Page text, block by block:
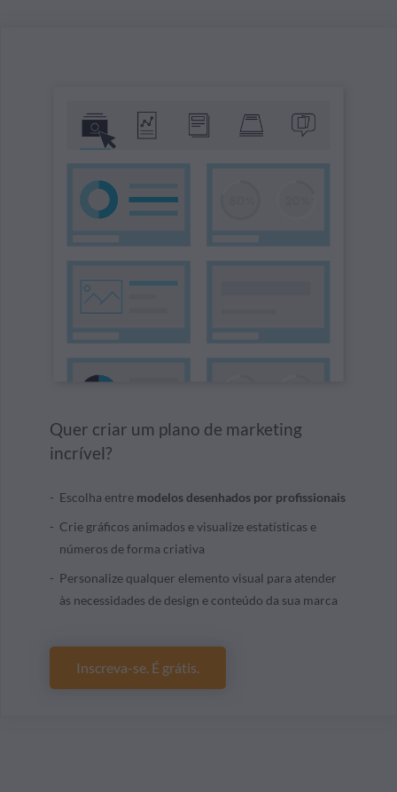
Quer criar um plano de marketing
incrível?
Escolha entre modelos desenhados por profissionais
Crie gráficos animados e visualize estatísticas e
números de forma criativa
Personalize qualquer elemento visual para atender
às necessidades de design e conteúdo da sua marca
Inscreva-se. É grátis.